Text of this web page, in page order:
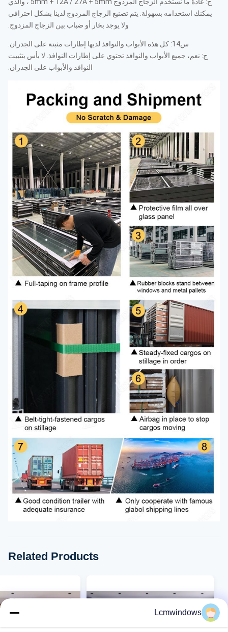
يمكنك استخدامه بسهولة. يتم تصنيع الزجاج المزدوج لدينا بشكل احترافي
ولا يوجد بخار أو ضباب بين الزجاج المزدوج.
س14: كل هذه الأبواب والنوافذ لديها إطارات مثبتة على الجدران.
ج: نعم، جميع الأبواب والنوافذ تحتوي على إطارات النوافذ. لا بأس بتثبيت
النوافذ والأبواب على الجدران.
Related Products
Lcmwindows